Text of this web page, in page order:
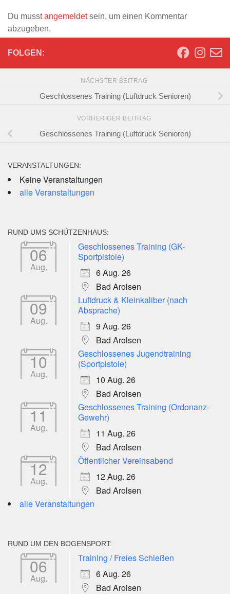
Du musstangemeldetsein, um einen Kommentar
abzugeben.
FOLGEN:
NÄCHSTER BEITRAG
Geschlossenes Training (Luftdruck Senioren)
VORHERIGER BEITRAG
Geschlossenes Training (Luftdruck Senioren)
VERANSTALTUNGEN:
Keine Veranstaltungen
alle Veranstaltungen
RUND UMS SCHÜTZENHAUS:
06
Aug.
Geschlossenes Training (GK-
Sportpistole)
6 Aug. 26
Bad Arolsen
09
Aug.
Luftdruck & Kleinkaliber (nach
Absprache)
9 Aug. 26
Bad Arolsen
10
Aug.
Geschlossenes Jugendtraining
(Sportpistole)
10 Aug. 26
Bad Arolsen
11
Aug.
Geschlossenes Training (Ordonanz-
Gewehr)
11 Aug. 26
Bad Arolsen
12
Aug.
Öffentlicher Vereinsabend
12 Aug. 26
Bad Arolsen
alle Veranstaltungen
RUND UM DEN BOGENSPORT:
06
Aug.
Training / Freies Schießen
6 Aug. 26
Bad Arolsen